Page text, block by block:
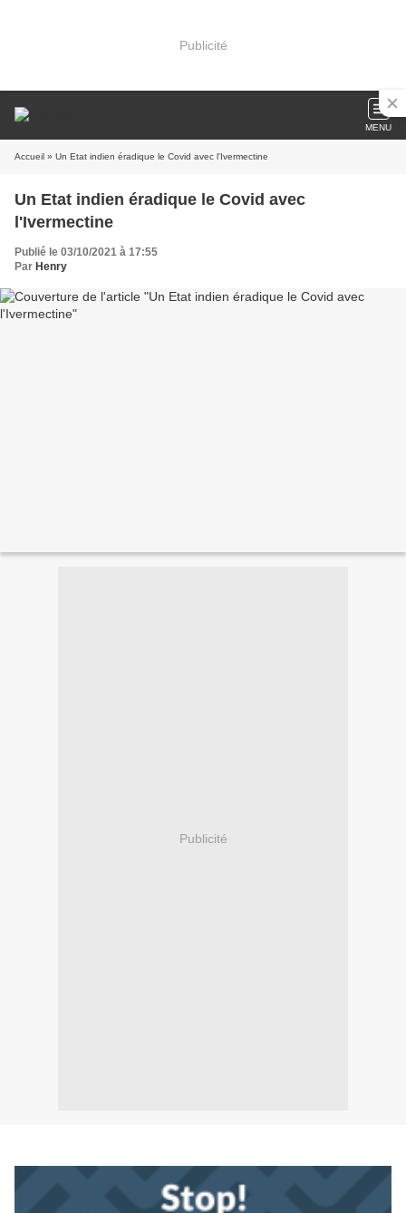
Publicité
MENU
Accueil » Un Etat indien éradique le Covid avec l'Ivermectine
Un Etat indien éradique le Covid avec
l'Ivermectine
Publié le 03/10/2021 à 17:55
Par Henry
Publicité